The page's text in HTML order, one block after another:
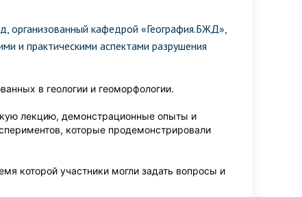
организованный кафедрой «География.БЖД»,
и практическими аспектами разрушения
в геологии и геоморфологии.
лекцию, демонстрационные опыты и
которые продемонстрировали
которой участники могли задать вопросы и